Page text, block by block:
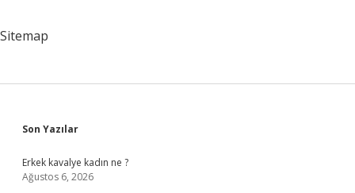
Sitemap
Sidebar
Son Yazılar
Erkek kavalye kadın ne ?
Ağustos 6, 2026